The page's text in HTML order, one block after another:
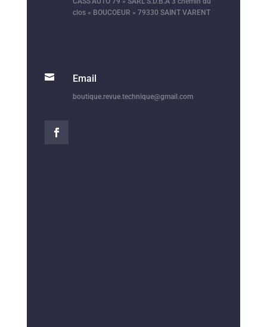
clos « BOUCOEUR » 79330 SAINT VARENT
 Email
boutique.revue.technique@gmail.com